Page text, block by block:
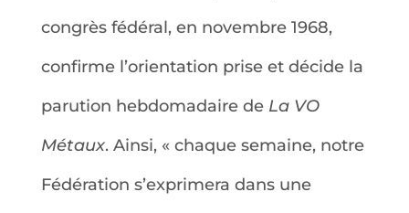
congrès fédéral, en novembre 1968,
confirme l’orientation prise et décide la
parution hebdomadaire de La VO
Métaux. Ainsi, « chaque semaine, notre
Fédération s’exprimera dans une